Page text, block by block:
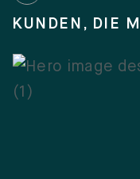
KUNDEN, DIE